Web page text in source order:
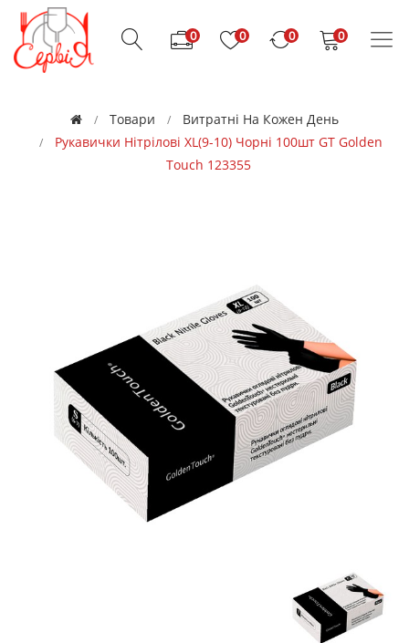
0 0 0 0
Товари
Витратні На Кожен День
Рукавички Нітрілові XL(9-10) Чорні 100шт GT Golden
Touch 123355